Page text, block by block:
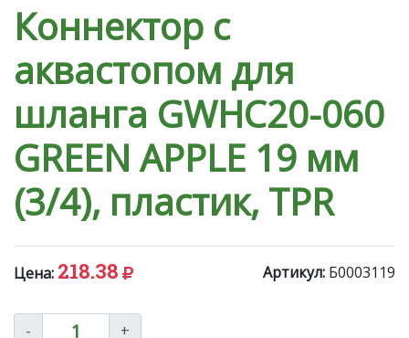
КОНТАКТЫ
Коннектор с
аквастопом для
шланга GWHC20-060
GREEN APPLE 19 мм
(3/4), пластик, TPR
Цена: 218.38 Артикул: Б0003119
- +